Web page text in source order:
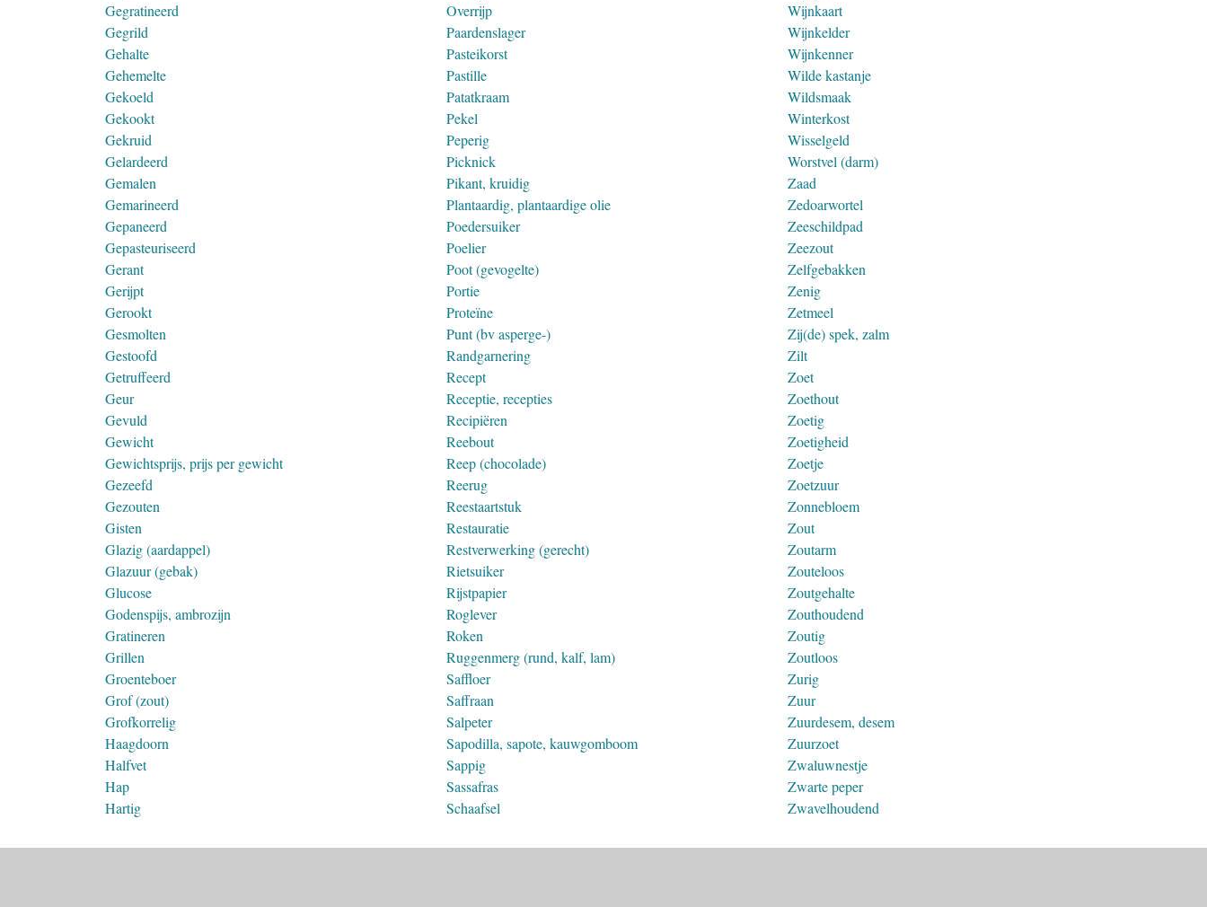
Gegratineerd
Gegrild
Gehalte
Gehemelte
Gekoeld
Gekookt
Gekruid
Gelardeerd
Gemalen
Gemarineerd
Gepaneerd
Gepasteuriseerd
Gerant
Gerijpt
Gerookt
Gesmolten
Gestoofd
Getruffeerd
Geur
Gevuld
Gewicht
Gewichtsprijs, prijs per gewicht
Gezeefd
Gezouten
Gisten
Glazig (aardappel)
Glazuur (gebak)
Glucose
Godenspijs, ambrozijn
Gratineren
Grillen
Groenteboer
Grof (zout)
Grofkorrelig
Haagdoorn
Halfvet
Hap
Hartig
Overrijp
Paardenslager
Pasteikorst
Pastille
Patatkraam
Pekel
Peperig
Picknick
Pikant, kruidig
Plantaardig, plantaardige olie
Poedersuiker
Poelier
Poot (gevogelte)
Portie
Proteïne
Punt (bv asperge-)
Randgarnering
Recept
Receptie, recepties
Recipiëren
Reebout
Reep (chocolade)
Reerug
Reestaartstuk
Restauratie
Restverwerking (gerecht)
Rietsuiker
Rijstpapier
Roglever
Roken
Ruggenmerg (rund, kalf, lam)
Saffloer
Saffraan
Salpeter
Sapodilla, sapote, kauwgomboom
Sappig
Sassafras
Schaafsel
Wijnkaart
Wijnkelder
Wijnkenner
Wilde kastanje
Wildsmaak
Winterkost
Wisselgeld
Worstvel (darm)
Zaad
Zedoarwortel
Zeeschildpad
Zeezout
Zelfgebakken
Zenig
Zetmeel
Zij(de) spek, zalm
Zilt
Zoet
Zoethout
Zoetig
Zoetigheid
Zoetje
Zoetzuur
Zonnebloem
Zout
Zoutarm
Zouteloos
Zoutgehalte
Zouthoudend
Zoutig
Zoutloos
Zurig
Zuur
Zuurdesem, desem
Zuurzoet
Zwaluwnestje
Zwarte peper
Zwavelhoudend